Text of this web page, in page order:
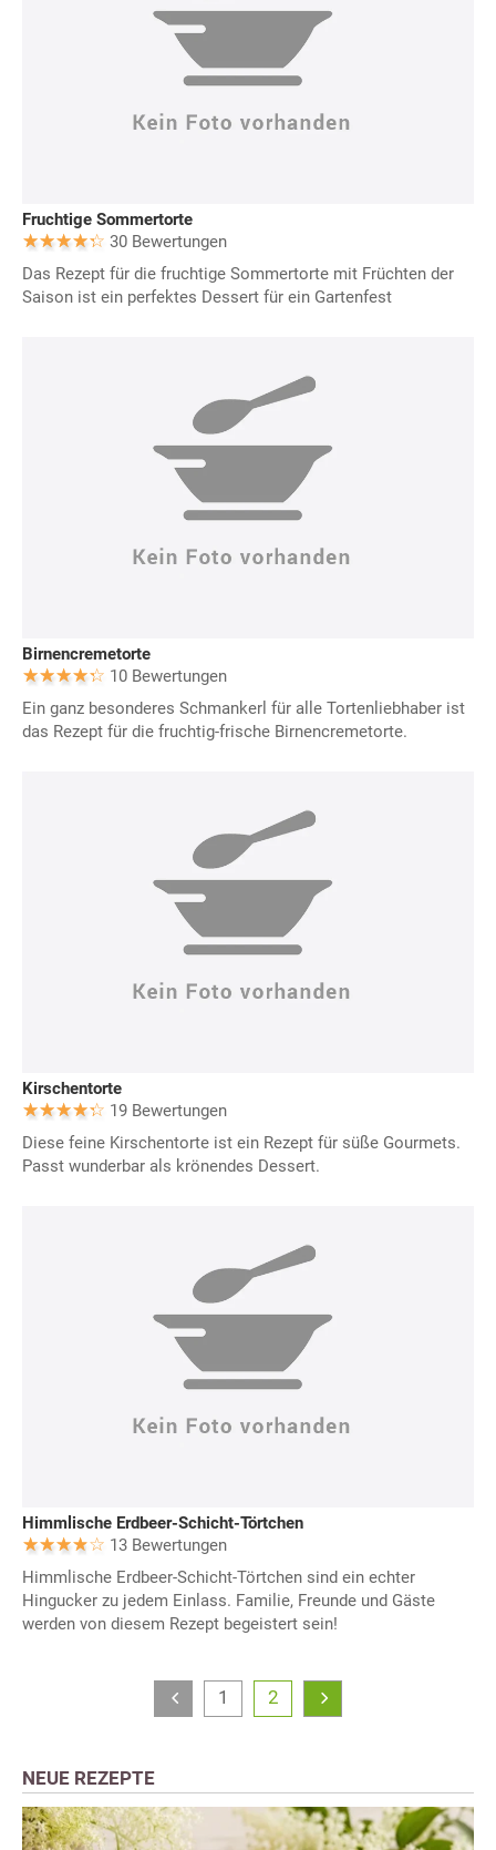
Fruchtige Sommertorte
30 Bewertungen
Das Rezept für die fruchtige Sommertorte mit Früchten der
Saison ist ein perfektes Dessert für ein Gartenfest
Birnencremetorte
10 Bewertungen
Ein ganz besonderes Schmankerl für alle Tortenliebhaber ist
das Rezept für die fruchtig-frische Birnencremetorte.
Kirschentorte
19 Bewertungen
Diese feine Kirschentorte ist ein Rezept für süße Gourmets.
Passt wunderbar als krönendes Dessert.
Himmlische Erdbeer-Schicht-Törtchen
13 Bewertungen
Himmlische Erdbeer-Schicht-Törtchen sind ein echter
Hingucker zu jedem Einlass. Familie, Freunde und Gäste
werden von diesem Rezept begeistert sein!
1 2
NEUE REZEPTE